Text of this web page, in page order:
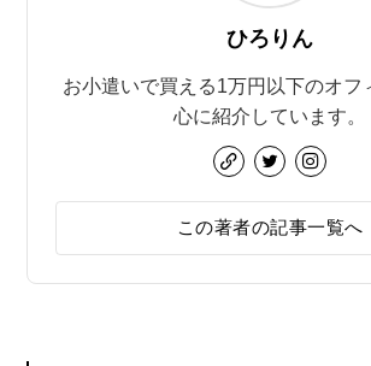
ひろりん
お小遣いで買える1万円以下のオフ
心に紹介しています。
この著者の記事一覧へ